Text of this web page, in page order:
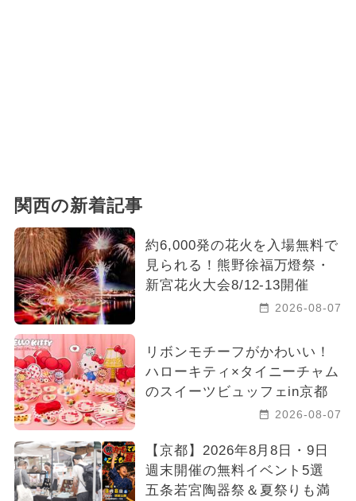
関西の新着記事
約6,000発の花火を入場無料で
見られる！熊野徐福万燈祭・
新宮花火大会8/12-13開催
2026-08-07
リボンモチーフがかわいい！
ハローキティ×タイニーチャム
のスイーツビュッフェin京都
2026-08-07
【京都】2026年8月8日・9日
週末開催の無料イベント5選
五条若宮陶器祭＆夏祭りも満